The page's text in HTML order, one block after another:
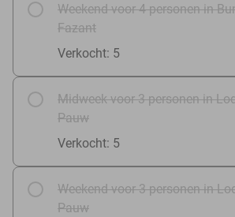
Weekend voor 4 personen in
Fazant
Verkocht: 5
Midweek voor 3 personen in
Pauw
Verkocht: 5
Weekend voor 3 personen in
Pauw